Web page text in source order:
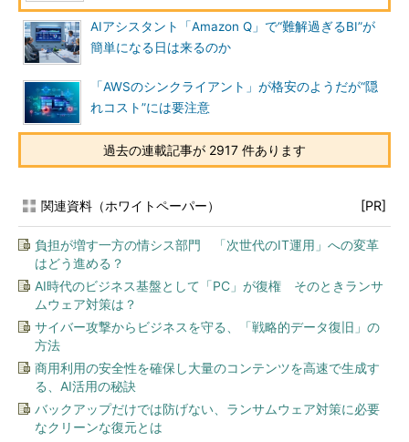
AIアシスタント「Amazon Q」で“難解過ぎるBI”が
簡単になる日は来るのか
「AWSのシンクライアント」が格安のようだが“隠
れコスト”には要注意
過去の連載記事が 2917 件あります
関連資料（ホワイトペーパー） [PR]
負担が増す一方の情シス部門 「次世代のIT運用」への変革
はどう進める？
AI時代のビジネス基盤として「PC」が復権 そのときランサ
ムウェア対策は？
サイバー攻撃からビジネスを守る、「戦略的データ復旧」の
方法
商用利用の安全性を確保し大量のコンテンツを高速で生成す
る、AI活用の秘訣
バックアップだけでは防げない、ランサムウェア対策に必要
なクリーンな復元とは